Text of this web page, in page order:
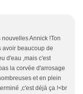
Annick !Ton
avoir beaucoup de
d'eau ,mais c'est
la corvée d'arrosage
et en plein
,c'est déjà ça !<br